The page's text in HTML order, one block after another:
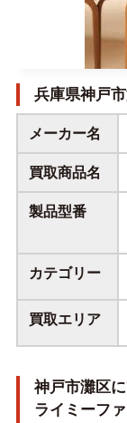
兵庫県神戸
メーカー名
買取商品名
製品型番
カテゴリー
買取エリア
神戸市灘区
ライミーフ